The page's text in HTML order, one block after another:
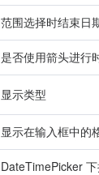
范围选择时结束日
是否使用箭头进行
显示类型
显示在输入框中的
DateTimePicker